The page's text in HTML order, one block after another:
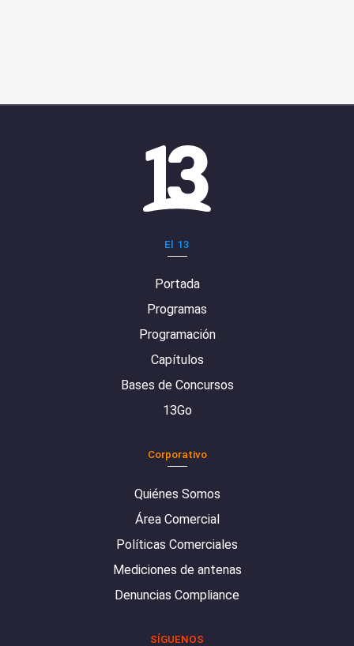
El 13
Portada
Programas
Programación
Capítulos
Bases de Concursos
13Go
Corporativo
Quiénes Somos
Área Comercial
Políticas Comerciales
Mediciones de antenas
Denuncias Compliance
SÍGUENOS